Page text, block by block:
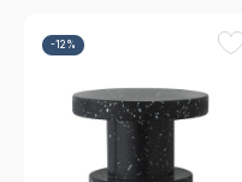
-12%